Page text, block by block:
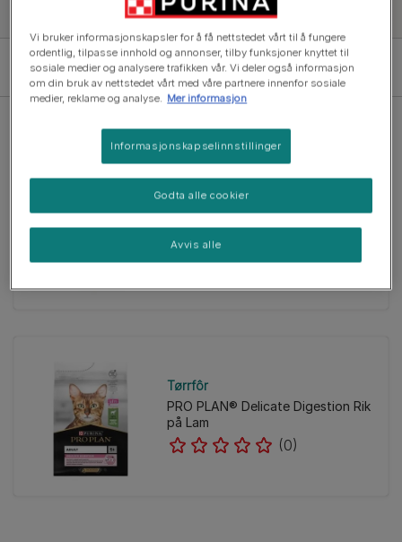
Filtrer
Tørrfôr
(0)
Tørrfôr
PRO PLAN® Delicate Digestion Rik
på Lam
(0)
Vi bruker informasjonskapsler for å få nettstedet vårt til å fungere
ordentlig, tilpasse innhold og annonser, tilby funksjoner knyttet til
sosiale medier og analysere trafikken vår. Vi deler også informasjon
om din bruk av nettstedet vårt med våre partnere innenfor sosiale
medier, reklame og analyse. Mer informasjon
Informasjonskapselinnstillinger
Avvis alle
Godta alle cookier